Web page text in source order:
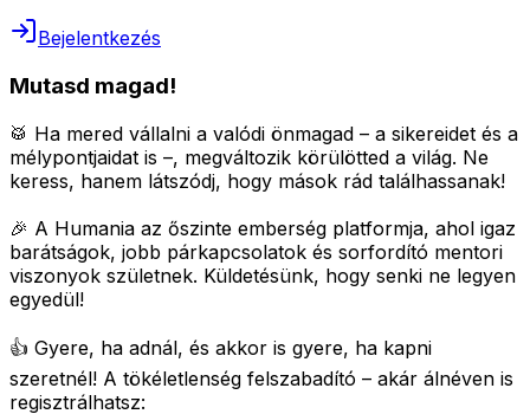
Bejelentkezés
Mutasd magad!
🥁 Ha mered vállalni a valódi önmagad – a sikereidet és a
mélypontjaidat is –, megváltozik körülötted a világ. Ne
keress, hanem látszódj, hogy mások rád találhassanak!
🎉 A Humania az őszinte emberség platformja, ahol igaz
barátságok, jobb párkapcsolatok és sorfordító mentori
viszonyok születnek. Küldetésünk, hogy senki ne legyen
egyedül!
👍 Gyere, ha adnál, és akkor is gyere, ha kapni
szeretnél! A tökéletlenség felszabadító – akár álnéven is
regisztrálhatsz: